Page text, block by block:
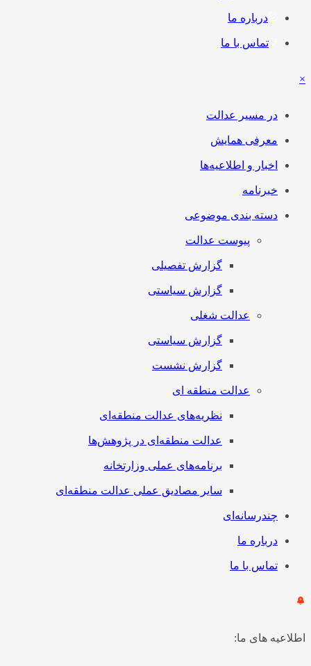
درباره ما
تماس با ما
×
در مسیر عدالت
معرفی همایش
اخبار و اطلاعیه‌ها
خبرنامه
دسته بندی موضوعی
پیوست عدالت
گزارش تفصیلی
گزارش سیاستی
عدالت شغلی
گزارش سیاستی
گزارش نشست
عدالت منطقه ای
نظریه‌های عدالت منطقه‌ای
عدالت منطقه‌ای در پژوهش‌ها
برنامه‌های عملی وزارتخانه
سایر مصادیق عملی عدالت منطقه‌ای
چندرسانه‌ای
درباره ما
تماس با ما
اطلاعیه های ما: